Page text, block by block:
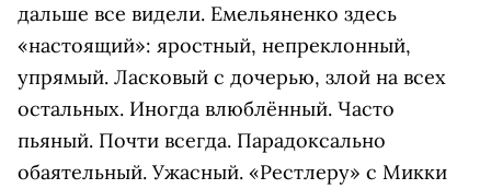
дальше все видели. Емельяненко здесь
«настоящий»: яростный, непреклонный,
упрямый. Ласковый с дочерью, злой на всех
остальных. Иногда влюблённый. Часто
пьяный. Почти всегда. Парадоксально
обаятельный. Ужасный. «Рестлеру» с Микки